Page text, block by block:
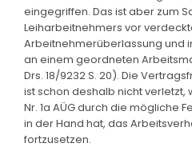
eingegriffen. Das ist aber zum
Leiharbeitnehmers vor
Arbeitnehmerüberlassung und
an einem geordneten
Drs. 18/9232 S. 20). Die
ist schon deshalb nicht verletzt,
Nr. 1a AÜG durch die mögliche
in der Hand hat, das
fortzusetzen.